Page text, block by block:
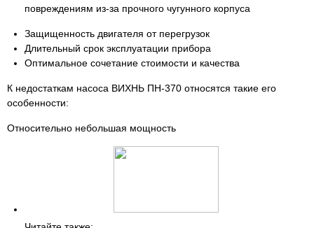
повреждениям из-за прочного чугунного корпуса
Защищенность двигателя от перегрузок
Длительный срок эксплуатации прибора
Оптимальное сочетание стоимости и качества
К недостаткам насоса ВИХНЬ ПН-370 относятся такие его
особенности:
Относительно небольшая мощность